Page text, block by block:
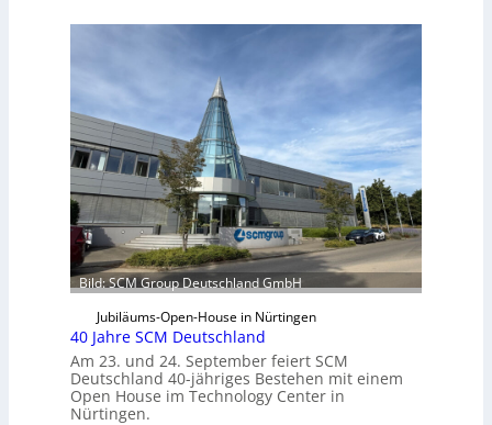
s
r
e
r
f
ü
r
D
a
c
h
+
H
o
l
z
Bild: SCM Group Deutschland GmbH
Jubiläums-Open-House in Nürtingen
40 Jahre SCM Deutschland
Am 23. und 24. September feiert SCM
Deutschland 40-jähriges Bestehen mit einem
Open House im Technology Center in
Nürtingen.